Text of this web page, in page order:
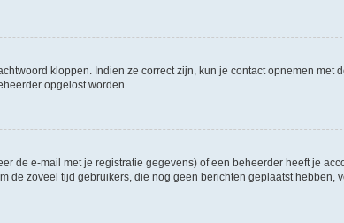
kloppen. Indien ze correct zijn, kun je contact opnemen met
opgelost worden.
de e-mail met je registratie gegevens) of een beheerder heeft je
de zoveel tijd gebruikers, die nog geen berichten geplaatst hebben,